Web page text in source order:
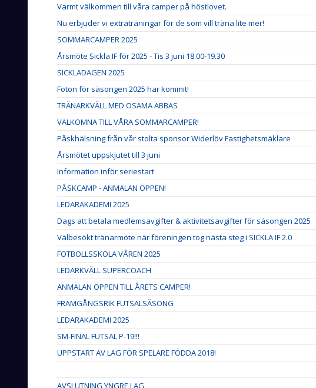
Varmt välkommen till våra camper på höstlovet.
Nu erbjuder vi extraträningar för de som vill träna lite mer!
SOMMARCAMPER 2025
Årsmöte Sickla IF för 2025 - Tis 3 juni 18.00-19.30
SICKLADAGEN 2025
Foton för säsongen 2025 har kommit!
TRÄNARKVÄLL MED OSAMA ABBAS
VÄLKOMNA TILL VÅRA SOMMARCAMPER!
Påskhälsning från vår stolta sponsor Widerlöv Fastighetsmäklare
Årsmötet uppskjutet till 3 juni
Information inför seriestart
PÅSKCAMP - ANMÄLAN ÖPPEN!
LEDARAKADEMI 2025
Dags att betala medlemsavgifter & aktivitetsavgifter för säsongen 2025
Välbesökt tränarmöte när föreningen tog nästa steg i SICKLA IF 2.0
FOTBOLLSSKOLA VÅREN 2025
LEDARKVÄLL SUPERCOACH
ANMÄLAN ÖPPEN TILL ÅRETS CAMPER!
FRAMGÅNGSRIK FUTSALSÄSONG
LEDARAKADEMI 2025
SM-FINAL FUTSAL P-19!!!
UPPSTART AV LAG FÖR SPELARE FÖDDA 2018!
AVSLUTNING YNGRE LAG